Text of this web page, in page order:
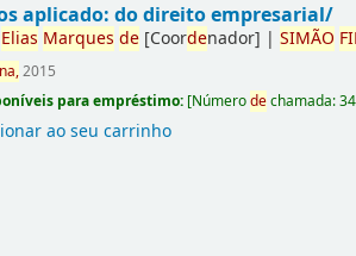
aplicado: do direito empresarial/
Elias Marques de [Coordenador] |SIMÃO
2015
para empréstimo: [Númerodechamada:
ao seu carrinho